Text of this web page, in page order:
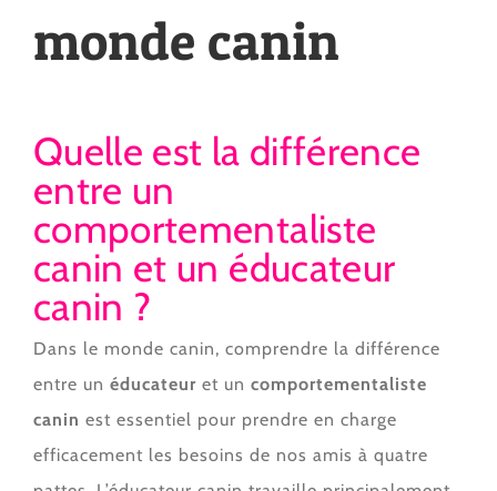
monde canin
Quelle est la différence
entre un
comportementaliste
canin et un éducateur
canin ?
Dans le monde canin, comprendre la différence
entre un éducateuret un comportementaliste
canin est essentiel pour prendre en charge
efficacement les besoins de nos amis à quatre